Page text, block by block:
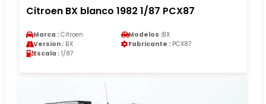
Citroen BX blanco 1982 1/87 PCX87
Marca : Citroen Modelos :BX
Version : BX Fabricante : PCX87
Escala : 1/87